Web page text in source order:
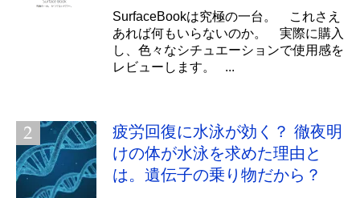
SurfaceBookは究極の一台。 これさえ
あれば何もいらないのか。 実際に購入
し、色々なシチュエーションで使用感を
レビューします。 ...
疲労回復に水泳が効く？ 徹夜明
けの体が水泳を求めた理由と
は。遺伝子の乗り物だから？